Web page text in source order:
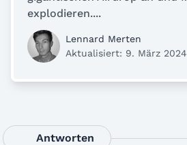
explodieren....
Lennard Merten
Aktualisiert: 9. März 2024
Antworten